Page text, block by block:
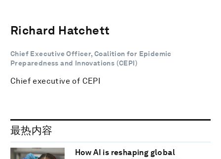
Richard Hatchett
Chief Executive Officer, Coalition for Epidemic
Preparedness and Innovations (CEPI)
Chief executive of CEPI
最热内容
How AI is reshaping global